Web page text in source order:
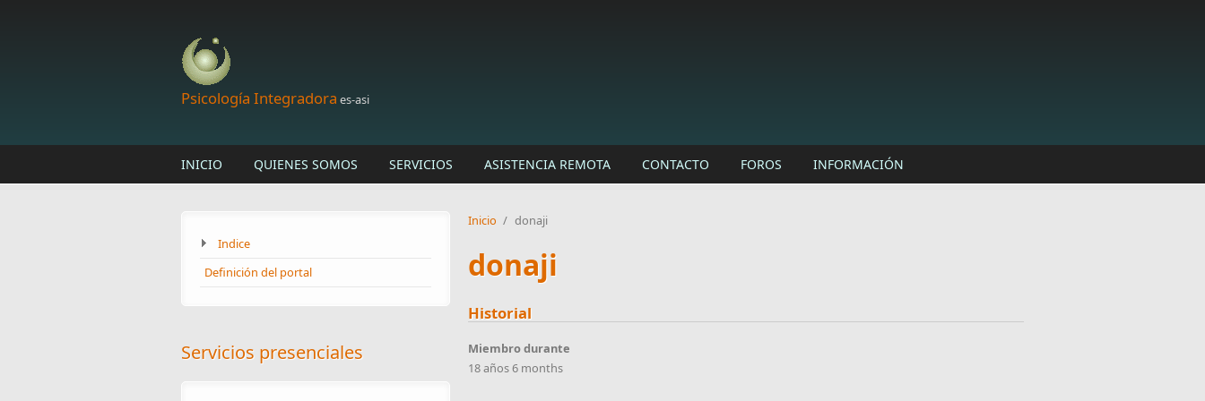
Psicología Integradora es-asi
INICIO QUIENES SOMOS SERVICIOS ASISTENCIA REMOTA CONTACTO FOROS INFORMACIÓN
Indice
Definición del portal
Servicios presenciales
Inicio / donaji
donaji
Historial
Miembro durante
18 años 6 months